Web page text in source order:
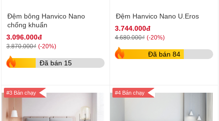
Đệm bông Hanvico Nano
chống khuẩn
3.096.000đ
3.870.000₫ (-20%)
Đã bán 15
Đệm Hanvico Nano U.Eros
3.744.000đ
4.680.000₫ (-20%)
Đã bán 84
#3 Bán chạy #4 Bán chạy